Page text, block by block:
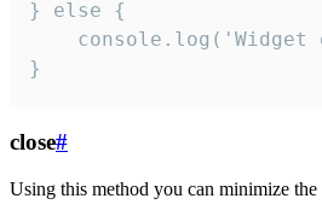
} else {
console.log('Widget
}
close#
Using this method you can minimize